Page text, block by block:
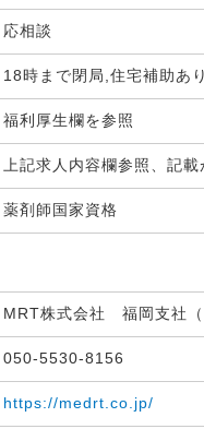
応相談
18時まで閉局,住宅補助あ
福利厚生欄を参照
上記求人内容欄参照、記
薬剤師国家資格
MRT株式会社 福岡支社
050-5530-8156
https://medrt.co.jp/